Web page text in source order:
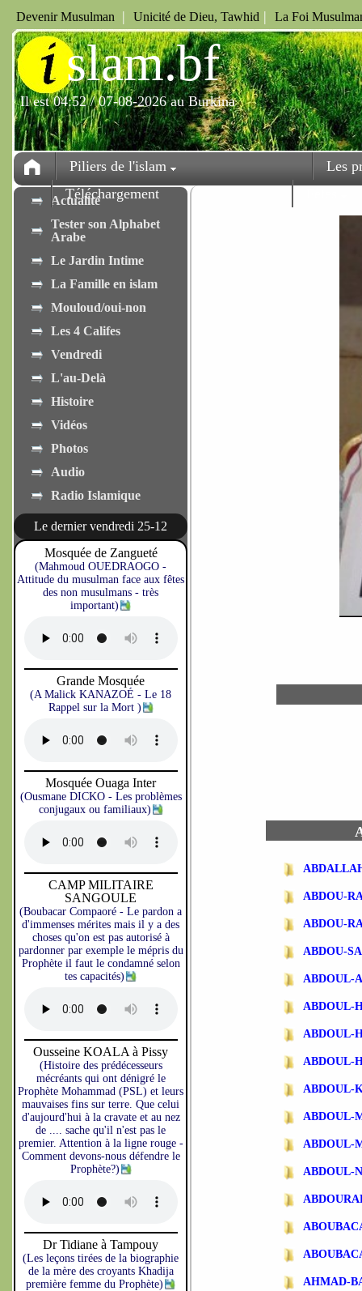
Devenir Musulman | Unicité de Dieu, Tawhid | La Foi
islam.bf
Il est 04:52 / 07-08-2026 au Burkina
Piliers de l'islam
Les
Téléchargement
Actualité
Tester son Alphabet
Arabe
Le Jardin Intime
La Famille en islam
Mouloud/oui-non
Les 4 Califes
Vendredi
L'au-Delà
Histoire
Vidéos
Photos
Audio
Radio Islamique
Le dernier vendredi 25-12
Mosquée de Zangueté
(Mahmoud OUEDRAOGO -
Attitude du musulman face aux fêtes
des non musulmans - très
important)
Grande Mosquée
(A Malick KANAZOÉ - Le 18
Rappel sur la Mort )
Mosquée Ouaga Inter
(Ousmane DICKO - Les problèmes
conjugaux ou familiaux)
CAMP MILITAIRE
SANGOULE
(Boubacar Compaoré - Le pardon a
d'immenses mérites mais il y a des
choses qu'on est pas autorisé à
pardonner par exemple le mépris du
Prophète il faut le condamné selon
tes capacités)
Ousseine KOALA à Pissy
(Histoire des prédécesseurs
mécréants qui ont dénigré le
Prophète Mohammad (PSL) et leurs
mauvaises fins sur terre. Que celui
d'aujourd'hui à la cravate et au nez
de .... sache qu'il n'est pas le
premier. Attention à la ligne rouge -
Comment devons-nous défendre le
Prophète?)
Dr Tidiane à Tampouy
(Les leçons tirées de la biographie
de la mère des croyants Khadija
première femme du Prophète)
ABDOU-
ABDOU-
ABDOU-
ABDOUL-
ABDOUL-
ABDOUL-
ABDOUL-
ABDOUL-
ABDOUL-
ABDOUL-
ABDOUL-
AHMAD-